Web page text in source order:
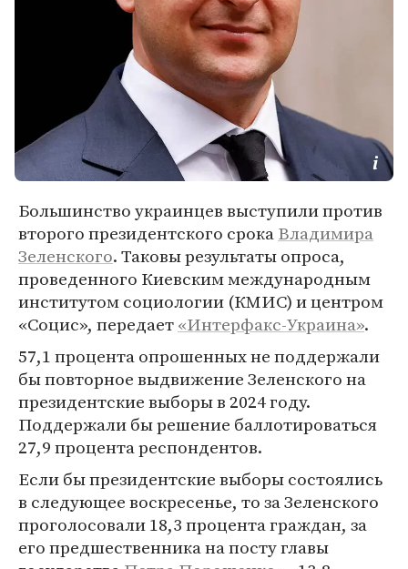
Большинство украинцев выступили против
второго президентского срокаВладимира
Зеленского. Таковы результаты опроса,
проведенного Киевским международным
институтом социологии (КМИС) и центром
«Социс», передает«Интерфакс-Украина».
57,1 процента опрошенных не поддержали
бы повторное выдвижение Зеленского на
президентские выборы в 2024 году.
Поддержали бы решение баллотироваться
27,9 процента респондентов.
Если бы президентские выборы состоялись
в следующее воскресенье, то за Зеленского
проголосовали 18,3 процента граждан, за
его предшественника на посту главы